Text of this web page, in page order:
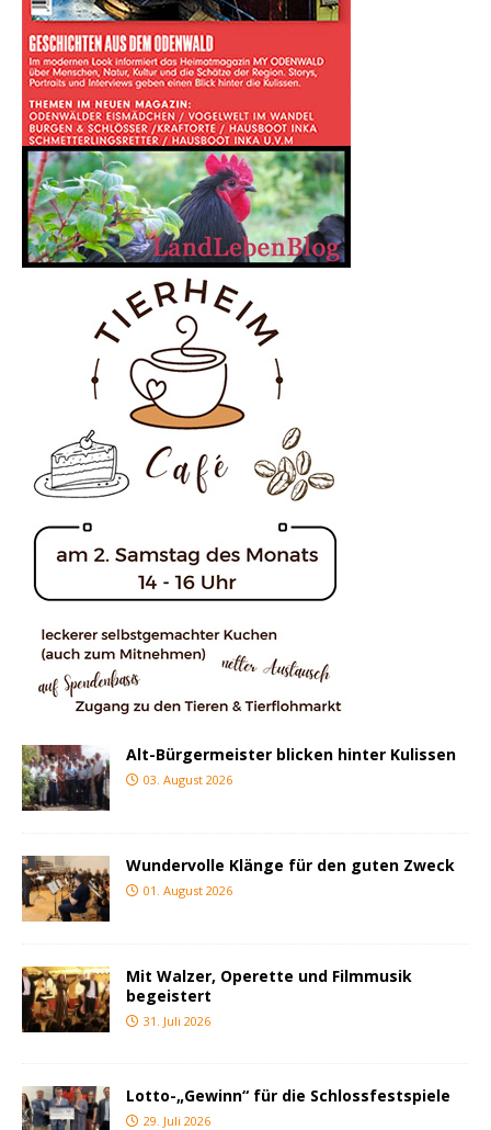
Alt-Bürgermeister blicken hinter Kulissen
03. August 2026
Wundervolle Klänge für den guten Zweck
01. August 2026
Mit Walzer, Operette und Filmmusik
begeistert
31. Juli 2026
Lotto-„Gewinn“ für die Schlossfestspiele
29. Juli 2026